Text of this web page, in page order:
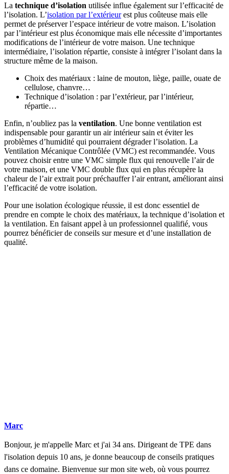
La technique d’isolation utilisée influe également sur l’efficacité de
l’isolation. L’isolation par l’extérieurest plus coûteuse mais elle
permet de préserver l’espace intérieur de votre maison. L’isolation
par l’intérieur est plus économique mais elle nécessite d’importantes
modifications de l’intérieur de votre maison. Une technique
intermédiaire, l’isolation répartie, consiste à intégrer l’isolant dans la
structure même de la maison.
Choix des matériaux : laine de mouton, liège, paille, ouate de
cellulose, chanvre…
Technique d’isolation : par l’extérieur, par l’intérieur,
répartie…
Enfin, n’oubliez pas la ventilation. Une bonne ventilation est
indispensable pour garantir un air intérieur sain et éviter les
problèmes d’humidité qui pourraient dégrader l’isolation. La
Ventilation Mécanique Contrôlée (VMC) est recommandée. Vous
pouvez choisir entre une VMC simple flux qui renouvelle l’air de
votre maison, et une VMC double flux qui en plus récupère la
chaleur de l’air extrait pour préchauffer l’air entrant, améliorant ainsi
l’efficacité de votre isolation.
Pour une isolation écologique réussie, il est donc essentiel de
prendre en compte le choix des matériaux, la technique d’isolation et
la ventilation. En faisant appel à un professionnel qualifié, vous
pourrez bénéficier de conseils sur mesure et d’une installation de
qualité.
Marc
Bonjour, je m'appelle Marc et j'ai 34 ans. Dirigeant de TPE dans
l'isolation depuis 10 ans, je donne beaucoup de conseils pratiques
dans ce domaine. Bienvenue sur mon site web, où vous pourrez